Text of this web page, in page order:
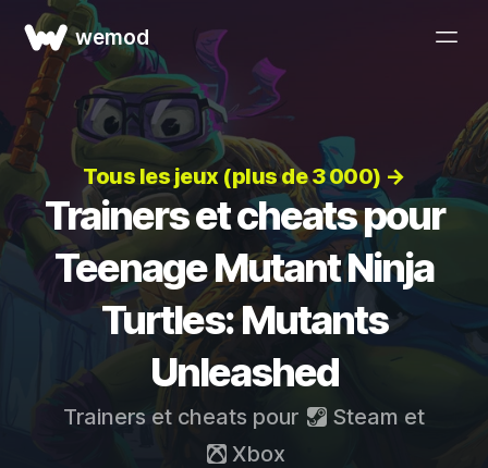
wemod
Tous les jeux (plus de 3 000) →
Trainers et cheats pour
Teenage Mutant Ninja
Turtles: Mutants
Unleashed
Trainers et cheats pour Steam et
Xbox